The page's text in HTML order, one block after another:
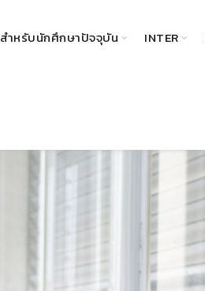
สำหรับนักศึกษาปัจจุบัน INTER